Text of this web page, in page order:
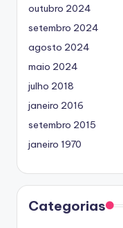
outubro 2024
setembro 2024
agosto 2024
maio 2024
julho 2018
janeiro 2016
setembro 2015
janeiro 1970
Categorias